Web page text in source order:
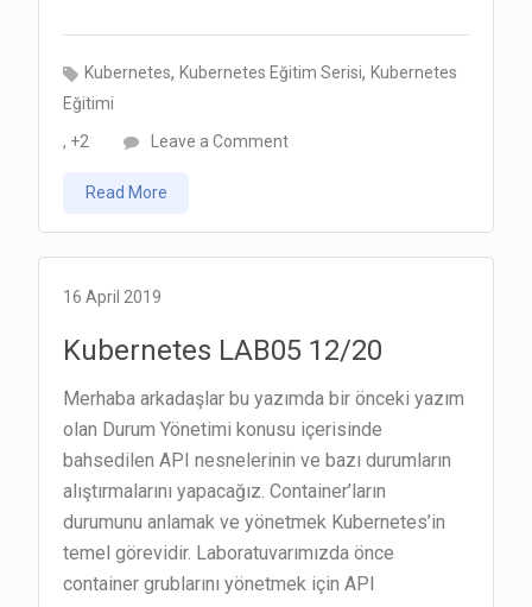
Kubernetes,Kubernetes Eğitim Serisi,Kubernetes
Eğitimi
, +2
Leave a Commenton
14/20
Read More
16 April 2019
Kubernetes LAB05 12/20
Merhaba arkadaşlar bu yazımda bir önceki yazım
olan Durum Yönetimi konusu içerisinde
bahsedilen API nesnelerinin ve bazı durumların
alıştırmalarını yapacağız. Container’ların
durumunu anlamak ve yönetmek Kubernetes’in
temel görevidir. Laboratuvarımızda önce
container grublarını yönetmek için API